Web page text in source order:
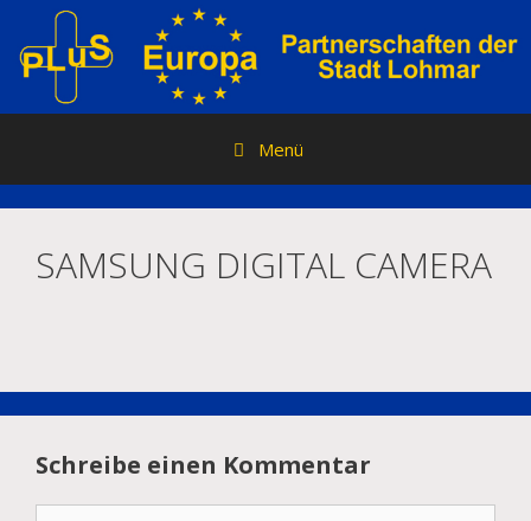
Inhalt
springen
Menü
SAMSUNG DIGITAL CAMERA
Schreibe einen Kommentar